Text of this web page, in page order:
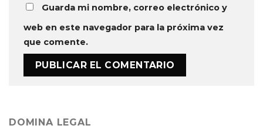
Guarda mi nombre, correo electrónico y
web en este navegador para la próxima vez
que comente.
DOMINA LEGAL